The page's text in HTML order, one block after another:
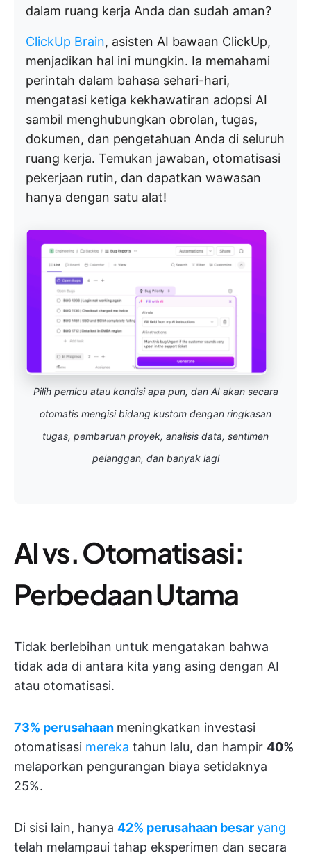
dalam ruang kerja Anda dan sudah aman?
ClickUp Brain, asisten AI bawaan ClickUp,
menjadikan hal ini mungkin. Ia memahami
perintah dalam bahasa sehari-hari,
mengatasi ketiga kekhawatiran adopsi AI
sambil menghubungkan obrolan, tugas,
dokumen, dan pengetahuan Anda di seluruh
ruang kerja. Temukan jawaban, otomatisasi
pekerjaan rutin, dan dapatkan wawasan
hanya dengan satu alat!
Pilih pemicu atau kondisi apa pun, dan AI akan secara
otomatis mengisi bidang kustom dengan ringkasan
tugas, pembaruan proyek, analisis data, sentimen
pelanggan, dan banyak lagi
AI vs. Otomatisasi:
Perbedaan Utama
Tidak berlebihan untuk mengatakan bahwa
tidak ada di antara kita yang asing dengan AI
atau otomatisasi.
73% perusahaan meningkatkan investasi
otomatisasi mereka tahun lalu, dan hampir 40%
melaporkan pengurangan biaya setidaknya
25%.
Di sisi lain, hanya 42% perusahaan besaryang
telah melampaui tahap eksperimen dan secara